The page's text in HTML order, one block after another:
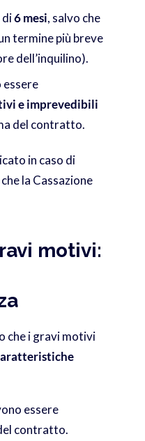
di6 mesi, salvo che
termine più breve
dell’inquilino).
essere
e imprevedibili
del contratto.
in caso di
la Cassazione
motivi:
che i gravi motivi
essere
contratto.